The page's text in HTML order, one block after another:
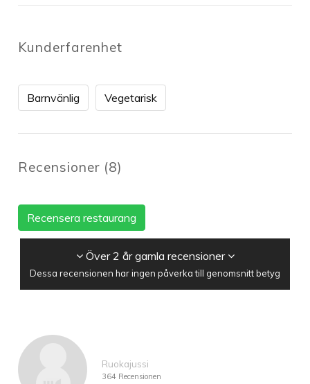
Kunderfarenhet
Barnvänlig Vegetarisk
Recensioner (8)
Recensera restaurang
Över 2 år gamla recensioner
Dessa recensionen har ingen påverka till genomsnitt betyg
Ruokajussi
364 Recensionen